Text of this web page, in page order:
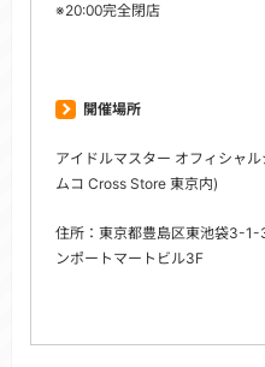
※20:00完全閉店
開催場所
アイドルマスター オフィシャ
ムコ Cross Store 東京内)
住所：東京都豊島区東池袋3-1-
ンポートマートビル3F